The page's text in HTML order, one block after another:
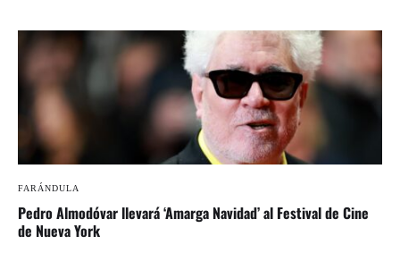
FARÁNDULA
Pedro Almodóvar llevará ‘Amarga Navidad’ al Festival de Cine
de Nueva York